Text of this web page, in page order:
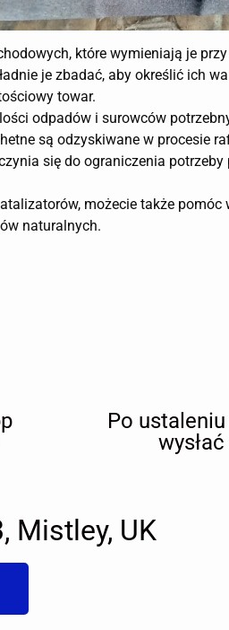
które wymieniają je
je zbadać, aby określić ich
towar.
odpadów i surowców
są odzyskiwane w procesie
się do ograniczenia
możecie także
naturalnych.
Po
Mistley, UK